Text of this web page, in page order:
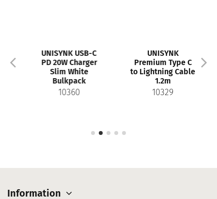
UNISYNK USB-C
PD 20W Charger
Slim White
Bulkpack
10360
UNISYNK
Premium Type C
to Lightning Cable
1.2m
10329
Information